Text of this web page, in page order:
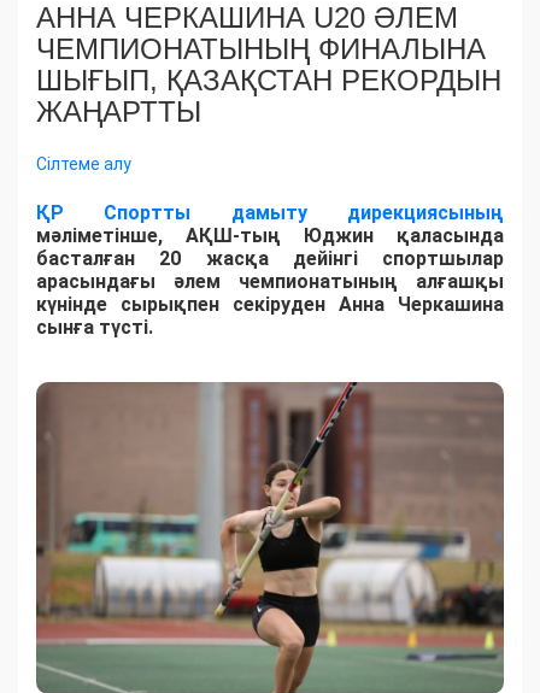
АННА ЧЕРКАШИНА U20 ӘЛЕМ
ЧЕМПИОНАТЫНЫҢ ФИНАЛЫНА
ШЫҒЫП, ҚАЗАҚСТАН РЕКОРДЫН
ЖАҢАРТТЫ
Сілтеме алу
ҚР Спортты дамыту дирекциясының
мәліметінше, АҚШ-тың Юджин қаласында
басталған 20 жасқа дейінгі спортшылар
арасындағы әлем чемпионатының алғашқы
күнінде сырықпен секіруден Анна Черкашина
сынға түсті.